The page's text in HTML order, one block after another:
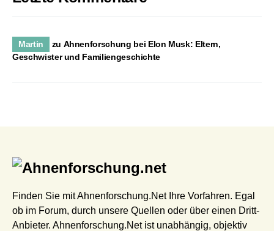
Martin zu Ahnenforschung bei Elon Musk: Eltern,
Geschwister und Familiengeschichte
Finden Sie mit Ahnenforschung.Net Ihre Vorfahren. Egal
ob im Forum, durch unsere Quellen oder über einen Dritt-
Anbieter. Ahnenforschung.Net ist unabhängig, objektiv